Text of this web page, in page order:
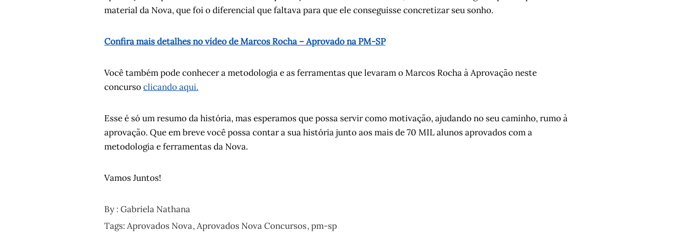
material da Nova, que foi o diferencial que faltava para que ele conseguisse concretizar seu sonho.
Confira mais detalhes no vídeo de Marcos Rocha – Aprovado na PM-SP
Você também pode conhecer a metodologia e as ferramentas que levaram o Marcos Rocha à Aprovação neste
concursoclicando aqui.
Esse é só um resumo da história, mas esperamos que possa servir como motivação, ajudando no seu caminho, rumo à
aprovação. Que em breve você possa contar a sua história junto aos mais de 70 MIL alunos aprovados com a
metodologia e ferramentas da Nova.
Vamos Juntos!
By : Gabriela Nathana
Tags: Aprovados Nova Aprovados Nova Concursos pm-sp